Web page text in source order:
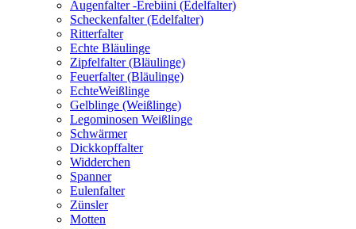
Augenfalter -Erebiini (Edelfalter)
Scheckenfalter (Edelfalter)
Ritterfalter
Echte Bläulinge
Zipfelfalter (Bläulinge)
Feuerfalter (Bläulinge)
EchteWeißlinge
Gelblinge (Weißlinge)
Legominosen Weißlinge
Schwärmer
Dickkopffalter
Widderchen
Spanner
Eulenfalter
Zünsler
Motten